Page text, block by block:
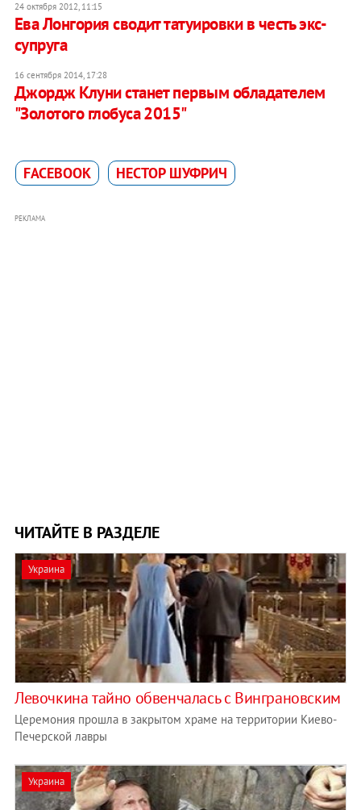
24 октября 2012, 11:15
Ева Лонгория сводит татуировки в честь экс-
супруга
16 сентября 2014, 17:28
Джордж Клуни станет первым обладателем
"Золотого глобуса 2015"
FACEBOOK НЕСТОР ШУФРИЧ
РЕКЛАМА
ЧИТАЙТЕ В РАЗДЕЛЕ
Украина
Левочкина тайно обвенчалась с Винграновским
Церемония прошла в закрытом храме на территории Киево-
Печерской лавры
Украина